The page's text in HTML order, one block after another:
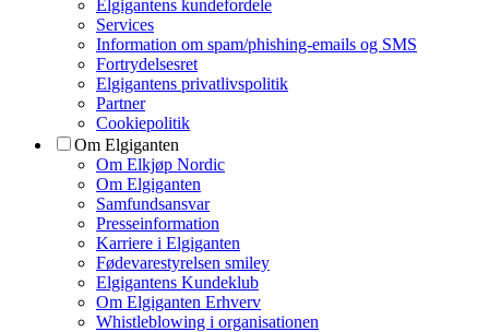
Elgigantens kundefordele
Services
Information om spam/phishing-emails og SMS
Fortrydelsesret
Elgigantens privatlivspolitik
Partner
Cookiepolitik
Om Elgiganten
Om Elkjøp Nordic
Om Elgiganten
Samfundsansvar
Presseinformation
Karriere i Elgiganten
Fødevarestyrelsen smiley
Elgigantens Kundeklub
Om Elgiganten Erhverv
Whistleblowing i organisationen